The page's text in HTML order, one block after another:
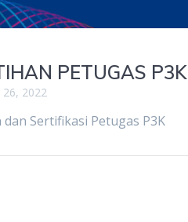
PETUGAS P3K
2022
dan Sertifikasi Petugas P3K